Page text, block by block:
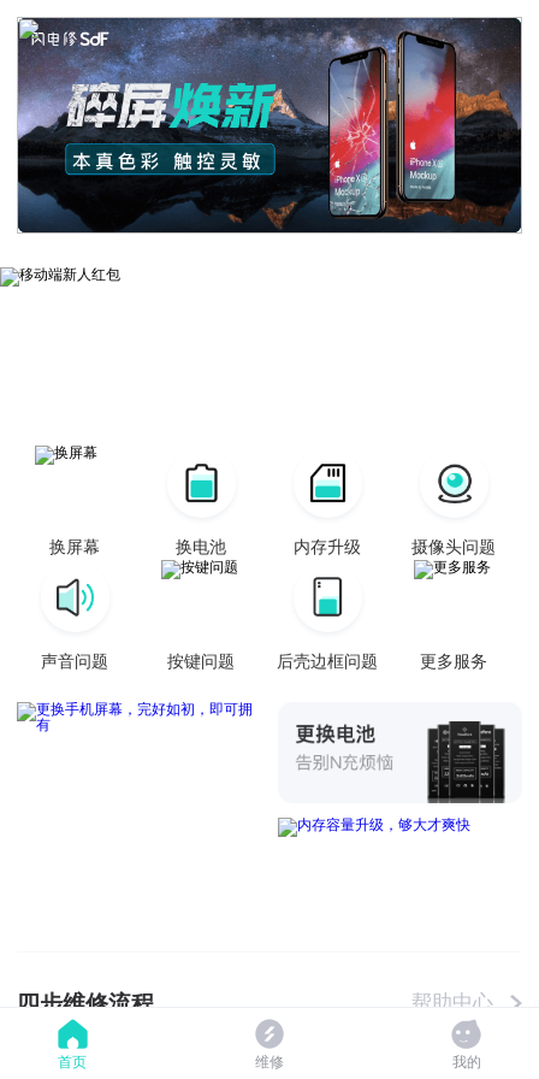
换屏幕 换电池 内存升级 摄像头问题
声音问题 按键问题 后壳边框问题 更多服务
四步维修流程 帮助中心
首页 维修 我的